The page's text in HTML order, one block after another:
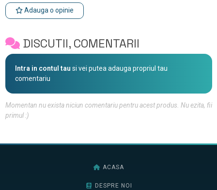
Adauga o opinie
DISCUTII, COMENTARII
Intra in contul tau si vei putea adauga propriul tau
comentariu
Momentan nu exista niciun comentariu pentru acest produs. Nu ezita, fii
primul :)
ACASA
DESPRE NOI